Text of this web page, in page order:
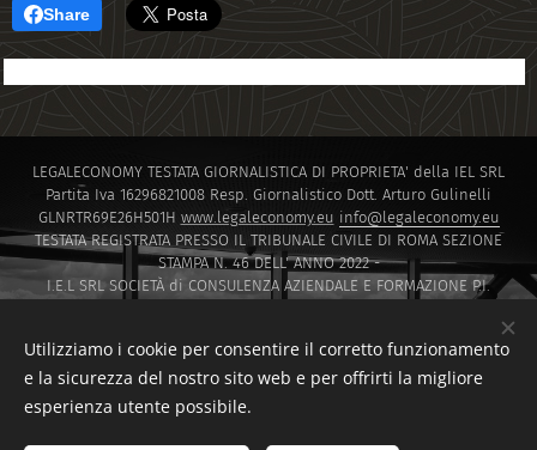
Share
LEGALECONOMY TESTATA GIORNALISTICA DI PROPRIETA' della IEL SRL
Partita Iva 16296821008 Resp. Giornalistico Dott. Arturo Gulinelli
GLNRTR69E26H501H www.legaleconomy.eu info@legaleconomy.eu
TESTATA REGISTRATA PRESSO IL TRIBUNALE CIVILE DI ROMA SEZIONE
STAMPA N. 46 DELL' ANNO 2022 -
I.E.L SRL SOCIETÀ di CONSULENZA AZIENDALE E FORMAZIONE P.I.
I.E.L. SRL SOCIETÀ di Capitali ISCRITTA PRESSO LA CAMERA DI COMMERCIO
Via Montello 30 00195 Roma
Sito creato da F.D.T CONSULTING di Francesco Di Tommaso
Utilizziamo i cookie per consentire il corretto funzionamento
e la sicurezza del nostro sito web e per offrirti la migliore
esperienza utente possibile.